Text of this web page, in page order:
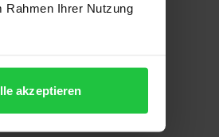
Rahmen Ihrer Nutzung
akzeptieren